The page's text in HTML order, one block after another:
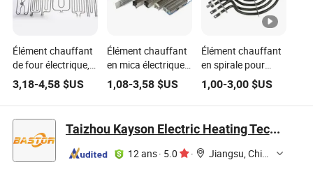
Élément chauffant
de four électrique,
gril, rôtir, élément
de cuisson
supérieur et
inférieur, cuiseur à
pain, micro-ondes,
universel, pizza
3,18-4,58 $US
Élément chauffant
en mica électrique
pour ventilateur,
cheminée, sèche-
cheveux, chauffage
de pièce entière,
convection, grille-
pain
1,08-3,58$US
Élément chauffant
en spirale pour
cuisinière
électrique,
remplacement de
brûleur pour
cuisinière, four,
friteuse à air
Whirlpool / GE /
1,00-3,00$US
Taizhou Kayson Electric Heating Technology Co., Ltd.
12 ans· 5.0 ·
Jiangsu, China